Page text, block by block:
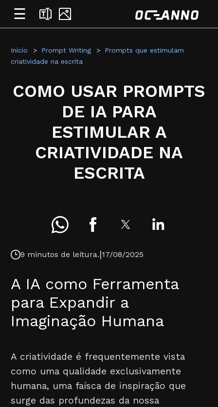
☰
Início Prompt Writing
Prompts que estimulam
criatividade na escrita
COMO USAR PROMPTS
DE IA PARA
ESTIMULAR A
CRIATIVIDADE NA
ESCRITA
9 minutos de leitura.|17/08/2025
A IA como Ferramenta
para Expandir a
Imaginação Humana
A criatividade é frequentemente vista
como uma qualidade exclusivamente
humana, uma faísca de inspiração que
surge das profundezas da nossa